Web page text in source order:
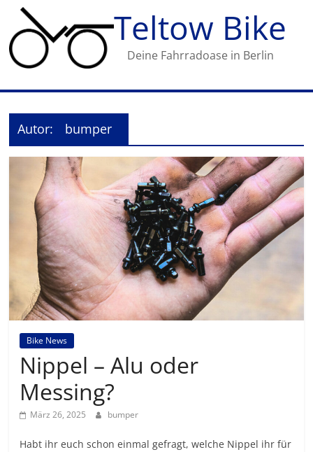
Zum
Inhalt
springen
Teltow Bike
Deine Fahrradoase in Berlin
Autor: bumper
Bike News
Nippel – Alu oder
Messing?
März 26, 2025 bumper
Habt ihr euch schon einmal gefragt, welche Nippel ihr für